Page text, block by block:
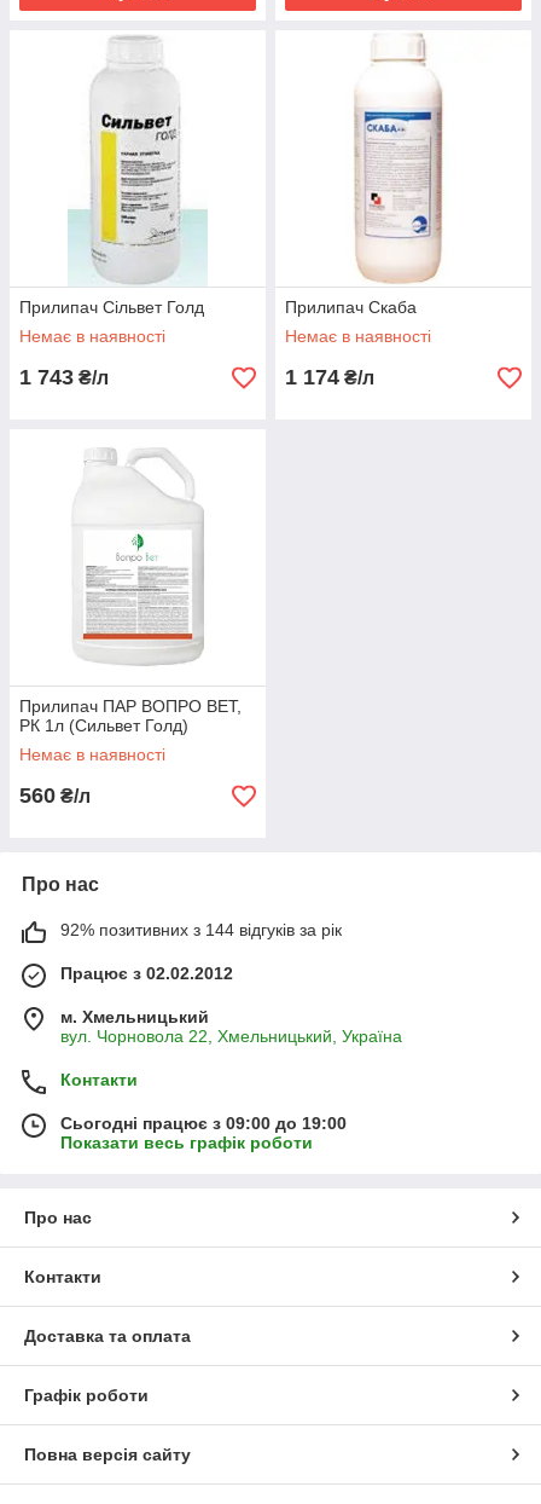
Прилипач Сільвет Голд
Немає в наявності
1 743 ₴/л
Прилипач Скаба
Немає в наявності
1 174 ₴/л
Прилипач ПАР ВОПРО ВЕТ,
РК 1л (Сильвет Голд)
Немає в наявності
560 ₴/л
Про нас
92% позитивних з 144 відгуків за рік
Працює з 02.02.2012
м. Хмельницький
вул. Чорновола 22, Хмельницький, Україна
Контакти
Сьогодні працює з 09:00 до 19:00
Показати весь графік роботи
Про нас
Контакти
Доставка та оплата
Графік роботи
Повна версія сайту